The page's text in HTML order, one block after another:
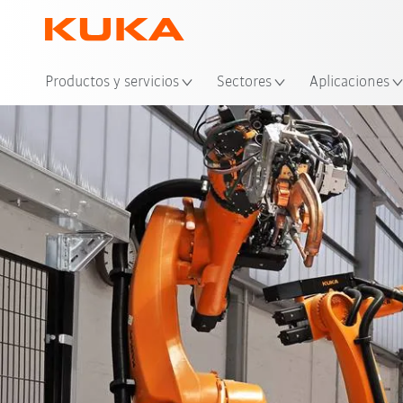
Productos y servicios Sectores Aplicaciones
Ventajas references